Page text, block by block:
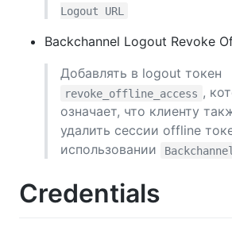
Logout URL
Backchannel Logout Revoke
Добавлять в logout токен
revoke_offline_access ,
означает, что клиенту
удалить сессии offline
использовании
Credentials